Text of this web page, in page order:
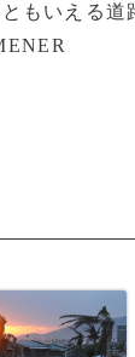
もいえる道